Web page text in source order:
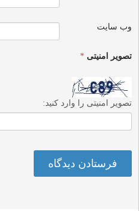
وب‌ سایت
تصویر امنیتی*
تصویر امنیتی را وارد کنید: